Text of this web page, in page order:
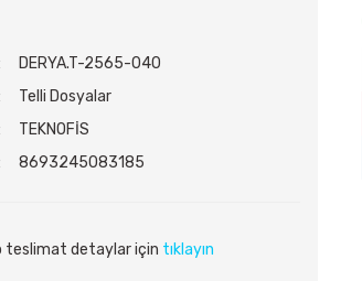
DERYA.T-2565-040
Telli Dosyalar
TEKNOFİS
8693245083185
teslimat detaylar için tıklayın